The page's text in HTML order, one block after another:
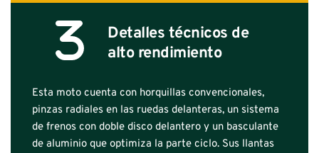
Detalles técnicos de
alto rendimiento
Esta moto cuenta con horquillas convencionales,
pinzas radiales en las ruedas delanteras, un sistema
de frenos con doble disco delantero y un basculante
de aluminio que optimiza la parte ciclo. Sus llantas